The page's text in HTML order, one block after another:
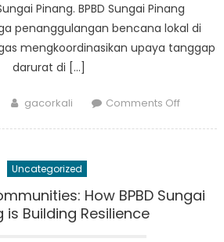
Pinang. BPBD Sungai Pinang
penanggulangan bencana lokal di
mengkoordinasikan upaya tanggap
darurat di […]
Author
gacorkali Comments Offon
BPBD
Sungai
Uncategorized
How BPBD Sungai
is Building Resilience